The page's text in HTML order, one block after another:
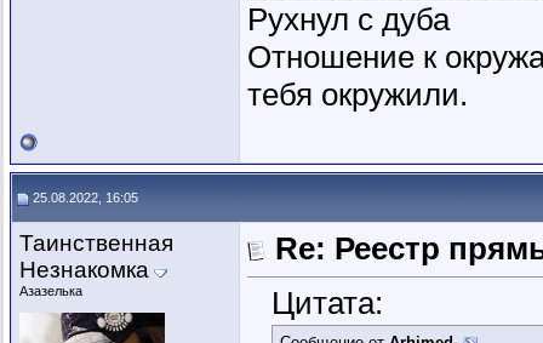
Рухнул с дуба
Отношение к
тебя окружили.
25.08.2022, 16:05
Таинственная
Незнакомка
Азазелька
Re: Реестр
Цитата: